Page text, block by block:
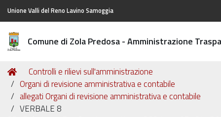
Unione Valli del Reno Lavino Samoggia
Comune di Zola Predosa - Amministrazione
Tu
sei
qui:
Home
Controlli e rilievi sull'amministrazione
Organi di revisione amministrativa e contabile
allegati Organi di revisione amministrativa e contabile
VERBALE 8